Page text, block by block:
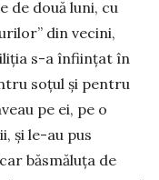
de două luni, cu
din vecini,
s-a înființat în
soțul și pentru
pe ei, pe o
și le-au pus
băsmăluța de